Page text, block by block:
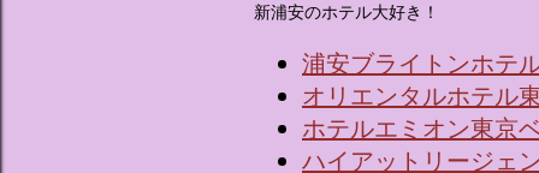
新浦安のホテル大好き！
浦安ブライトンホテ
オリエンタルホテル
ホテルエミオン東京
ハイアットリージェ